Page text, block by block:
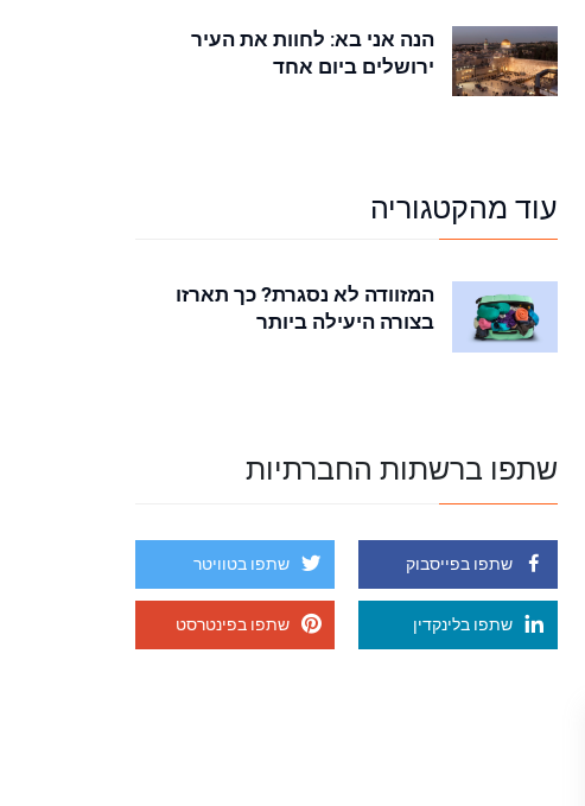
הנה אני בא: לחוות את העיר
ירושלים ביום אחד
עוד מהקטגוריה
המזוודה לא נסגרת? כך תארזו
בצורה היעילה ביותר
שתפו ברשתות החברתיות
שתפו בפייסבוק שתפו בטוויטר
שתפו בלינקדין שתפו בפינטרסט